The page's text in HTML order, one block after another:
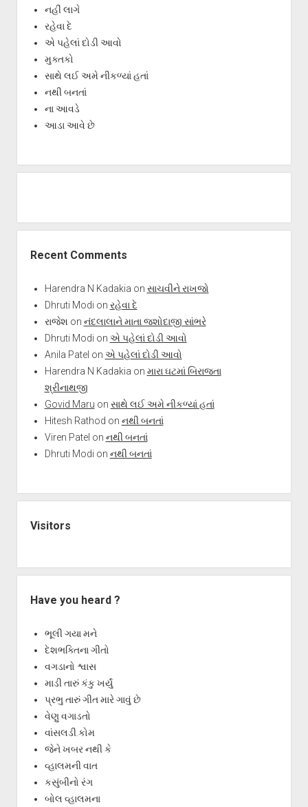
નહીં લાગે
રહેવા દે
એ પહેલાં દોડી આવો
મુક્તકો
સાથે લઈ અમે નીકળ્યાં હતાં
નથી બનતાં
ના આવડે
આડા આવે છે
Recent Comments
Harendra N Kadakia on સાચવીને રાખજો
Dhruti Modi on રહેવા દે
રાજેશ on નંદલાલાને માતા જશોદાજી સાંભરે
Dhruti Modi on એ પહેલાં દોડી આવો
Anila Patel on એ પહેલાં દોડી આવો
Harendra N Kadakia on મારા ઘટમાં બિરાજતા
શ્રીનાથજી
Govid Maru on સાથે લઈ અમે નીકળ્યાં હતાં
Hitesh Rathod on નથી બનતાં
Viren Patel on નથી બનતાં
Dhruti Modi on નથી બનતાં
Visitors
Have you heard ?
ભૂલી ગયા મને
દેશભક્તિના ગીતો
વગડાનો શ્વાસ
માડી તારું કંકુ ખર્યું
પ્રભુ તારું ગીત મારે ગાવું છે
વેણુ વગાડતો
વાંસલડી.કોમ
જેને ખબર નથી કે
વ્હાલમની વાત
કસુંબીનો રંગ
બોલ વ્હાલમના